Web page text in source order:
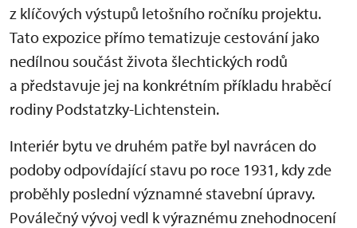
z klíčových výstupů letošního ročníku projektu.
Tato expozice přímo tematizuje cestování jako
nedílnou součást života šlechtických rodů
a představuje jej na konkrétním příkladu hraběcí
rodiny Podstatzky-Lichtenstein.
Interiér bytu ve druhém patře byl navrácen do
podoby odpovídající stavu po roce 1931, kdy zde
proběhly poslední významné stavební úpravy.
Poválečný vývoj vedl k výraznému znehodnocení